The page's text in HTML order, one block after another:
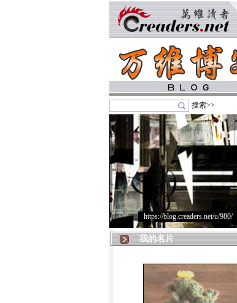
搜索>>
https://blog.creaders.net/u/980/>
我的名片